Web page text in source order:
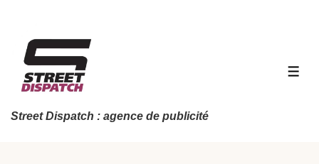
contenu
principal
Street Dispatch : agence de publicité